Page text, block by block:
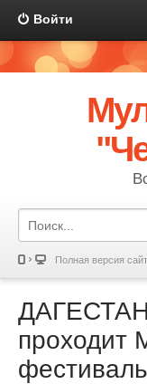
Войти
Полная версия
проходит